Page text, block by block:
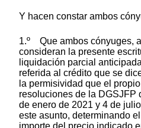
Y hacen constar ambos
1.º Que ambos cónyuges,
consideran la presente
liquidación parcial
referida al crédito que se
la permisividad que el
resoluciones de la DGSJFP
de enero de 2021 y 4 de
este asunto, determinando
importe del precio indicado